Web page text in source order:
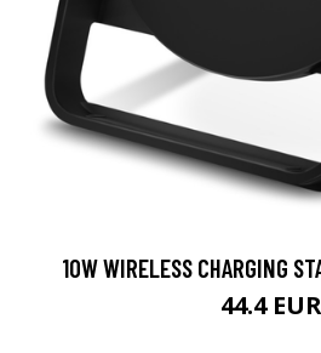
10W WIRELESS CHARGING
44.4 EUR